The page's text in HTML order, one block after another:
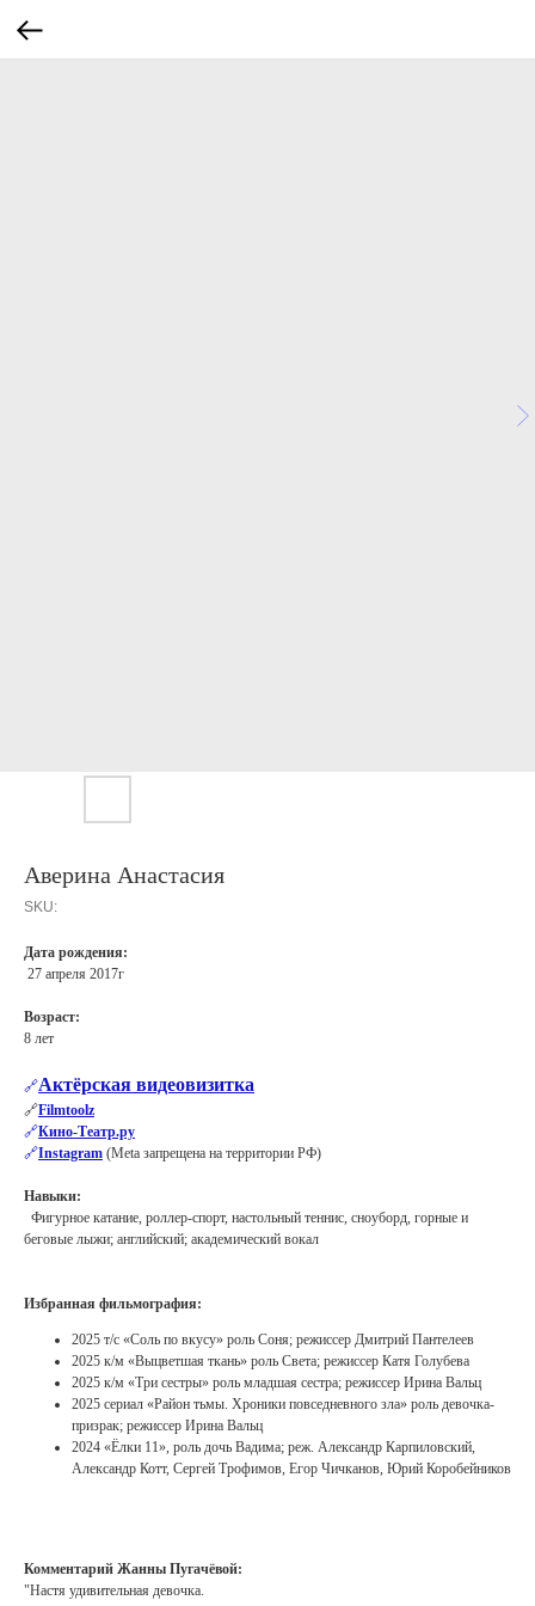
Аверина Анастасия
SKU:
Дата рождения:
27 апреля 2017г
Возраст:
8 лет
🔗Актёрская видеовизитка
🔗Filmtoolz
🔗Кино-Театр.ру
🔗Instagram (Meta запрещена на территории РФ)
Навыки:
Фигурное катание, роллер-спорт, настольный теннис, сноуборд, горные и
беговые лыжи; английский; академический вокал
Избранная фильмография:
2025 т/с «Соль по вкусу» роль Соня; режиссер Дмитрий Пантелеев
2025 к/м «Выцветшая ткань» роль Света; режиссер Катя Голубева
2025 к/м «Три сестры» роль младшая сестра; режиссер Ирина Вальц
2025 сериал «Район тьмы. Хроники повседневного зла» роль девочка-
призрак; режиссер Ирина Вальц
2024 «Ёлки 11», роль дочь Вадима; реж. Александр Карпиловский,
Александр Котт, Сергей Трофимов, Егор Чичканов, Юрий Коробейников
Комментарий Жанны Пугачёвой:
"Настя удивительная девочка.